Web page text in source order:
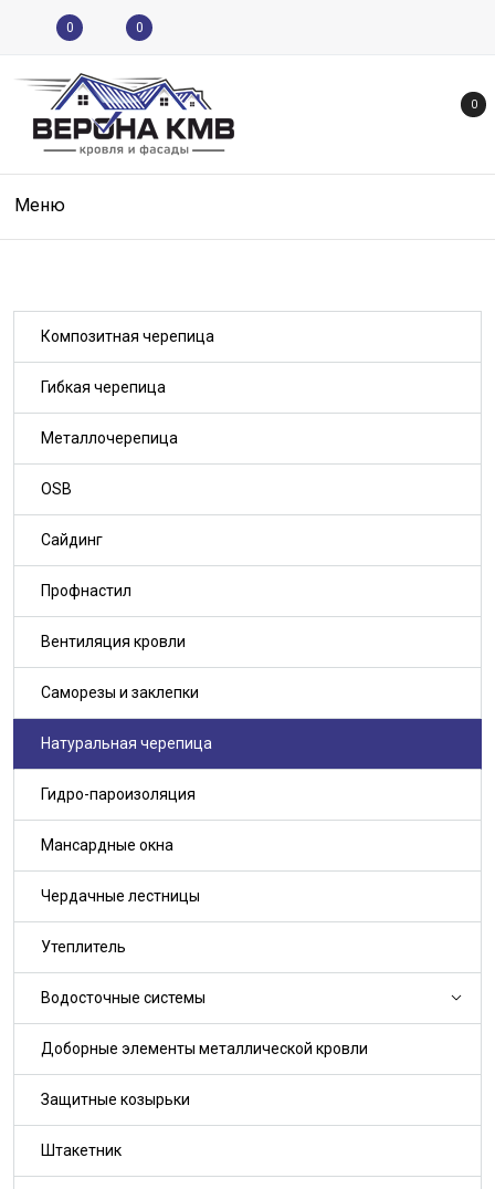
0 0
0
Меню
Композитная черепица
Гибкая черепица
Металлочерепица
OSB
Сайдинг
Профнастил
Вентиляция кровли
Саморезы и заклепки
Натуральная черепица
Гидро-пароизоляция
Мансардные окна
Чердачные лестницы
Утеплитель
Водосточные системы
Доборные элементы металлической кровли
Защитные козырьки
Штакетник